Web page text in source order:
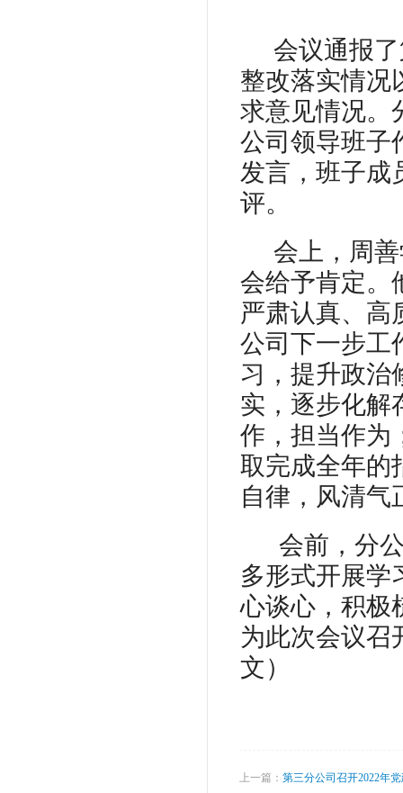
会议通报
整改落实情况
求意见情况。
公司领导班子
发言，班子成
评。
会上，周
会给予肯定。
严肃认真、高
公司下一步工
习，提升政治
实，逐步化解
作，担当作为
取完成全年的
自律，风清气
会前，分
多形式开展学
心谈心，积极
为此次会议
文）
上一篇： 第三分公司召开2022年